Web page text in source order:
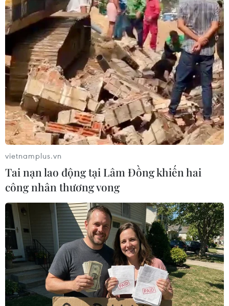
Đại sứ nhấn mạnh tầm quan trọng của an ninh
nguồn nước, đặc biệt là nguồn nước xuyên biên
giới đối với hòa bình, thịnh vượng khu vực. Các
nước tiểu vùng Mekong cùng chia sẻ trách
nhiệm sử dụng và quản lý nguồn nước sông
Mekong một cách bền vững để hạn chế các tác
động đối với phát triển và môi trường.
Đại sứ Hà Kim Ngọc khẳng định Việt Nam luôn
là thành viên có trách nhiệm trong các nỗ lực
trường, biến đổi khí hậu, phát triển kinh tế và
an ninh tại tiểu vùng Mekong.
dựng các quy tắc và khuôn khổ pháp lý có tính
ràng buộc để quản lý các dòng sông xuyên biên
giới; đồng thời, Mỹ và các đối tác đẩy mạnh đầu
tư vào tiểu vùng Mekong trong các lĩnh vực
năng lượng, cơ sở hạ tầng, giải quyết thách thức
biến đổi khí hậu và thúc đẩy Mekong phát triển
bền vững.
vietnamplus.vn
Tai nạn lao động tại Lâm Đồng khiến hai
công nhân thương vong